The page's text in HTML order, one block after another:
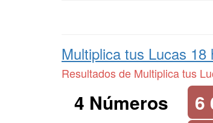
Multiplica tus Lucas 18
Resultados de Multiplica tus
4 Números
6